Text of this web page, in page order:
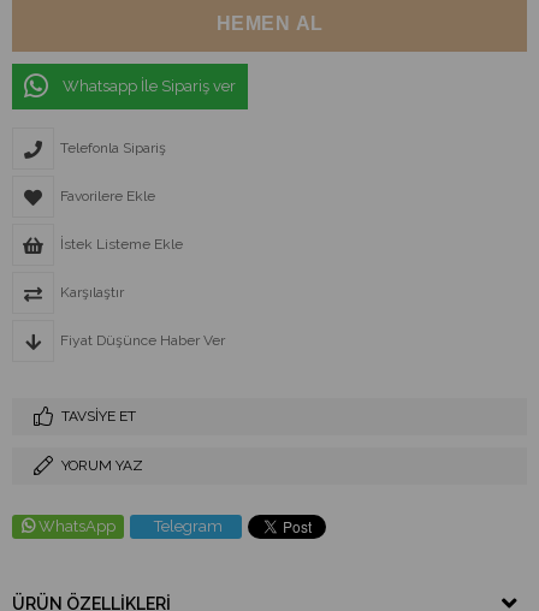
Whatsapp İle Sipariş ver
Telefonla Sipariş
Favorilere Ekle
İstek Listeme Ekle
Karşılaştır
Fiyat Düşünce Haber Ver
TAVSIYE ET
YORUM YAZ
WhatsApp Telegram
ÜRÜN ÖZELLIKLERI